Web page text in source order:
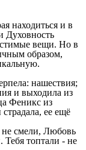
находиться и в
Духовность
вещи. Но в
образом,
нашествия;
и выходила из
Феникс из
ее ещё
не смели, Любовь
Тебя топтали - не